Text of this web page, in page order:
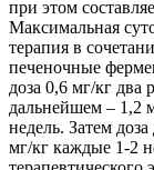
при этом
Максимальная
терапия в
печеночные
доза 0,6 мг/кг два
дальнейшем – 1,2
недель. Затем
мг/кг каждые 1-2